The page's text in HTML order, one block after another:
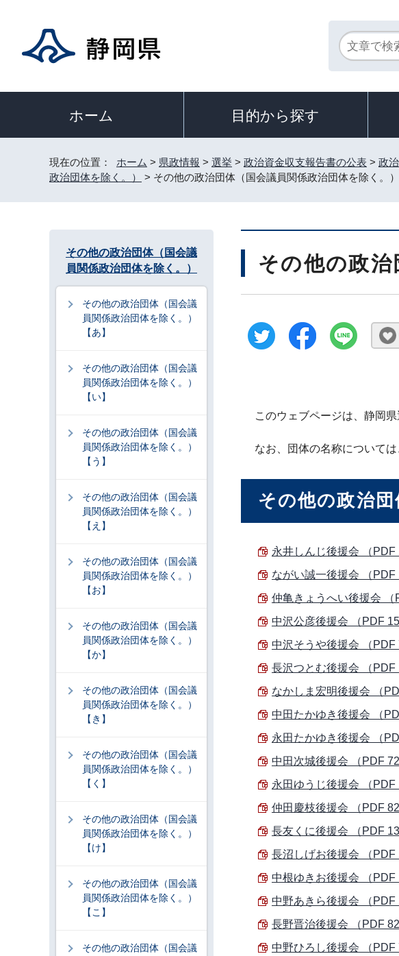
ホーム 目的から探す
現在の位置： ホーム > 県政情報 > 選挙 > 政治資金収支報告書の公表 > 政
政治団体を除く。）
> その他の政治団体（国会議員関係政治団体を除く。）
その他の政治
このウェブページは、静岡
なお、団体の名称について
その他の政治団
永井しんじ後援会 （PDF
ながい誠一後援会 （PDF
仲亀きょうへい後援会 （
中沢公彦後援会 （PDF
中沢そうや後援会 （PDF
長沢つとむ後援会 （PDF
なかしま宏明後援会 （
中田たかゆき後援会 （
永田たかゆき後援会 （
中田次城後援会 （PDF
永田ゆうじ後援会 （PDF
仲田慶枝後援会 （PDF
長友くに後援会 （PDF
長沼しげお後援会 （PDF
中根ゆきお後援会 （PDF
中野あきら後援会 （PDF
長野晋治後援会 （PDF
中野ひろし後援会 （PDF
その他の政治団体（国会議
員関係政治団体を除く。）
その他の政治団体（国会議
員関係政治団体を除く。）
【あ】
その他の政治団体（国会議
員関係政治団体を除く。）
【い】
その他の政治団体（国会議
員関係政治団体を除く。）
【う】
その他の政治団体（国会議
員関係政治団体を除く。）
【え】
その他の政治団体（国会議
員関係政治団体を除く。）
【お】
その他の政治団体（国会議
員関係政治団体を除く。）
【か】
その他の政治団体（国会議
員関係政治団体を除く。）
【き】
その他の政治団体（国会議
員関係政治団体を除く。）
【く】
その他の政治団体（国会議
員関係政治団体を除く。）
【け】
その他の政治団体（国会議
員関係政治団体を除く。）
【こ】
その他の政治団体（国会議